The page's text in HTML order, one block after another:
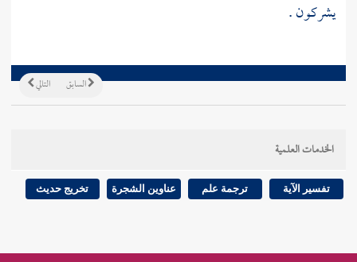
يشركون .
التالي السابق
الخدمات العلمية
تفسير الآية ترجمة علم عناوين الشجرة تخريج حديث